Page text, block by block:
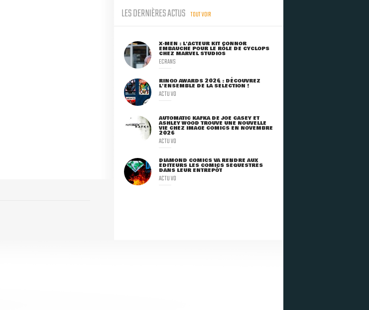
LES DERNIÈRES ACTUS TOUT VOIR
X-MEN : L'ACTEUR KIT CONNOR
EMBAUCHÉ POUR LE RÔLE DE CYCLOPS
CHEZ MARVEL STUDIOS
ECRANS
RINGO AWARDS 2026 : DÉCOUVREZ
L'ENSEMBLE DE LA SÉLECTION !
ACTU VO
AUTOMATIC KAFKA DE JOE CASEY ET
ASHLEY WOOD TROUVE UNE NOUVELLE
VIE CHEZ IMAGE COMICS EN NOVEMBRE
2026
ACTU VO
DIAMOND COMICS VA RENDRE AUX
ÉDITEURS LES COMICS SÉQUESTRÉS
DANS LEUR ENTREPÔT
ACTU VO